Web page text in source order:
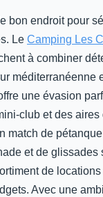
bon endroit pour
Le Camping Les
à combiner
méditerranéenne
une évasion
club et des
match de
et de glissades
de
Avec une